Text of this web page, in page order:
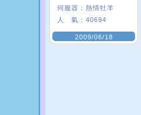
伺服器： 熱情牡羊
人 氣： 40694
2009/06/18